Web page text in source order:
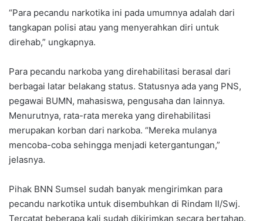
“Para pecandu narkotika ini pada umumnya adalah dari
tangkapan polisi atau yang menyerahkan diri untuk
direhab,” ungkapnya.
Para pecandu narkoba yang direhabilitasi berasal dari
berbagai latar belakang status. Statusnya ada yang PNS,
pegawai BUMN, mahasiswa, pengusaha dan lainnya.
Menurutnya, rata-rata mereka yang direhabilitasi
merupakan korban dari narkoba. “Mereka mulanya
mencoba-coba sehingga menjadi ketergantungan,”
jelasnya.
Pihak BNN Sumsel sudah banyak mengirimkan para
pecandu narkotika untuk disembuhkan di Rindam II/Swj.
Tercatat beberapa kali sudah dikirimkan secara bertahap.